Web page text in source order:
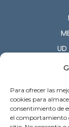
Para ofrecer las
cookies para
consentimiento de
el comportamiento
UD
c/